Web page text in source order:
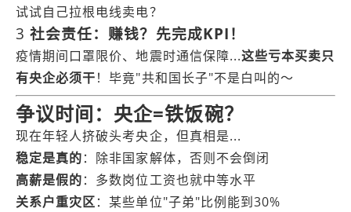
试试自己拉根电线卖电？
3社会责任：赚钱？先完成KPI！
疫情期间口罩限价、地震时通信保障...这些亏本买卖只
有央企必须干！毕竟"共和国长子"不是白叫的～
争议时间：央企=铁饭碗？
现在年轻人挤破头考央企，但真相是...
稳定是真的：除非国家解体，否则不会倒闭
高薪是假的：多数岗位工资也就中等水平
关系户重灾区：某些单位"子弟"比例能到30%